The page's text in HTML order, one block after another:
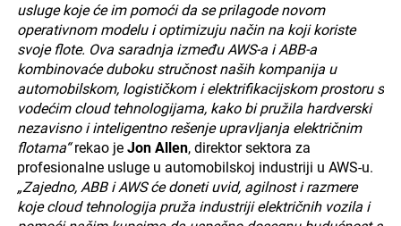
usluge koje će im pomoći da se prilagode novom
operativnom modelu i optimizuju način na koji koriste
svoje flote. Ova saradnja između AWS-a i ABB-a
kombinovaće duboku stručnost naših kompanija u
automobilskom, logističkom i elektrifikacijskom prostoru s
vodećim cloud tehnologijama, kako bi pružila hardverski
nezavisno i inteligentno rešenje upravljanja električnim
flotama“rekao je Jon Allen, direktor sektora za
profesionalne usluge u automobilskoj industriji u AWS-u.
„Zajedno, ABB i AWS će doneti uvid, agilnost i razmere
koje cloud tehnologija pruža industriji električnih vozila i